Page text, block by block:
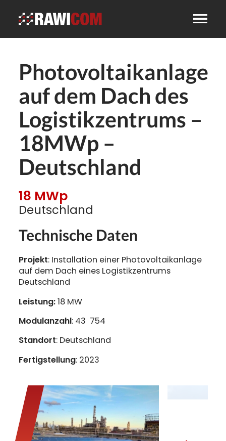
Photovoltaikanlage
auf dem Dach des
Logistikzentrums –
18MWp –
Deutschland
18 MWp
Deutschland
Technische Daten
Projekt: Installation einer Photovoltaikanlage
auf dem Dach eines Logistikzentrums
Deutschland
Leistung:18 MW
Modulanzahl: 43 754
Standort: Deutschland
Fertigstellung: 2023